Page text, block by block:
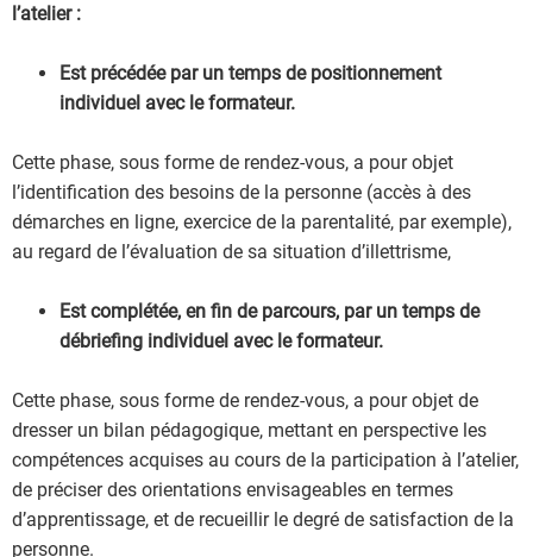
l’atelier :
Est précédée par un temps de positionnement
individuel avec le formateur.
Cette phase, sous forme de rendez-vous, a pour objet
l’identification des besoins de la personne (accès à des
démarches en ligne, exercice de la parentalité, par exemple),
au regard de l’évaluation de sa situation d’illettrisme,
Est complétée, en fin de parcours, par un temps de
débriefing individuel avec le formateur.
Cette phase, sous forme de rendez-vous, a pour objet de
dresser un bilan pédagogique, mettant en perspective les
compétences acquises au cours de la participation à l’atelier,
de préciser des orientations envisageables en termes
d’apprentissage, et de recueillir le degré de satisfaction de la
personne.